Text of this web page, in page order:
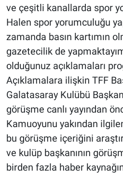
ve çeşitli kanallarda spor
Halen spor yorumculuğu
zamanda basın kartımın
gazetecilik de
olduğunuz açıklamaları
Açıklamalara ilişkin TFF
Galatasaray Kulübü
görüşme canlı yayından
Kamuoyunu yakından
bu görüşme içeriğini
ve kulüp başkanının
birden fazla haber